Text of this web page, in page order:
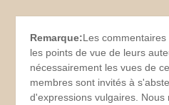
Remarque:Les
les points de vue de leurs
nécessairement les vues de
membres sont invités à
d'expressions vulgaires.